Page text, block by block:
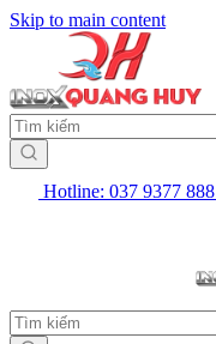
Skip to main content
Hotline: 037 9377 888